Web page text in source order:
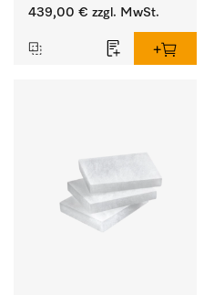
439,00 € zzgl. MwSt.